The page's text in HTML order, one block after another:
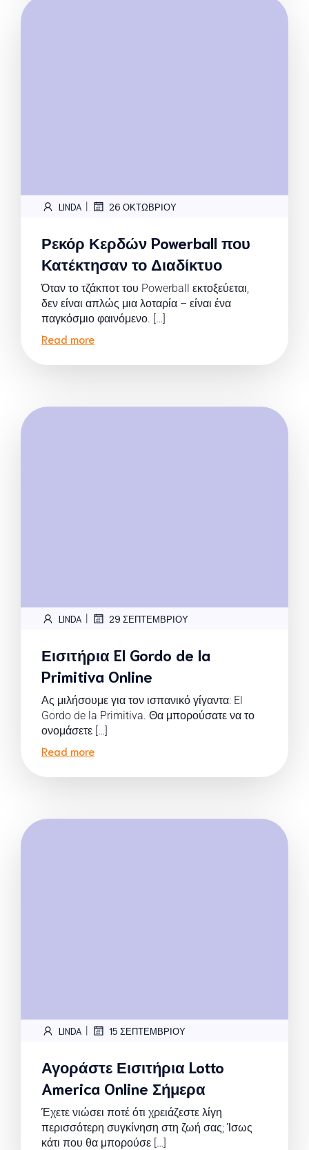
LINDA | 26 ΟΚΤΩΒΡΊΟΥ
Ρεκόρ Κερδών Powerball που
Κατέκτησαν το Διαδίκτυο
Όταν το τζάκποτ του Powerball εκτοξεύεται,
δεν είναι απλώς μια λοταρία – είναι ένα
παγκόσμιο φαινόμενο. […]
Read more
LINDA | 29 ΣΕΠΤΕΜΒΡΊΟΥ
Εισιτήρια El Gordo de la
Primitiva Online
Ας μιλήσουμε για τον ισπανικό γίγαντα: El
Gordo de la Primitiva. Θα μπορούσατε να το
ονομάσετε […]
Read more
LINDA | 15 ΣΕΠΤΕΜΒΡΊΟΥ
Αγοράστε Εισιτήρια Lotto
America Online Σήμερα
Έχετε νιώσει ποτέ ότι χρειάζεστε λίγη
περισσότερη συγκίνηση στη ζωή σας; Ίσως
κάτι που θα μπορούσε […]